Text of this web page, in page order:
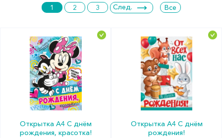
1
2 3 След. Все
Открытка А4 С днём
рождения, красотка!
Открытка А4 С днём
рождения!